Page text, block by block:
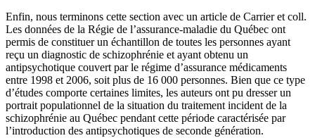
Enfin, nous terminons cette section avec un article de Carrier et coll.
Les données de la Régie de l’assurance-maladie du Québec ont
permis de constituer un échantillon de toutes les personnes ayant
reçu un diagnostic de schizophrénie et ayant obtenu un
antipsychotique couvert par le régime d’assurance médicaments
entre 1998 et 2006, soit plus de 16 000 personnes. Bien que ce type
d’études comporte certaines limites, les auteurs ont pu dresser un
portrait populationnel de la situation du traitement incident de la
schizophrénie au Québec pendant cette période caractérisée par
l’introduction des antipsychotiques de seconde génération.